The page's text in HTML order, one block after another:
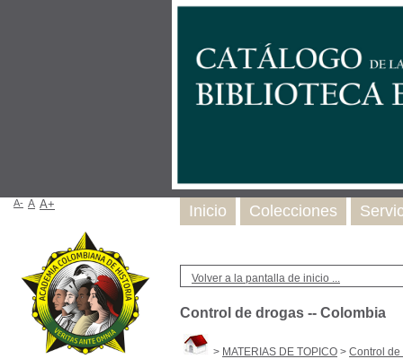
Volver a la pantalla de inicio ...
Control de drogas -- Colombia
> MATERIAS DE TOPICO > Control
Inicio Colecciones
A- A A+